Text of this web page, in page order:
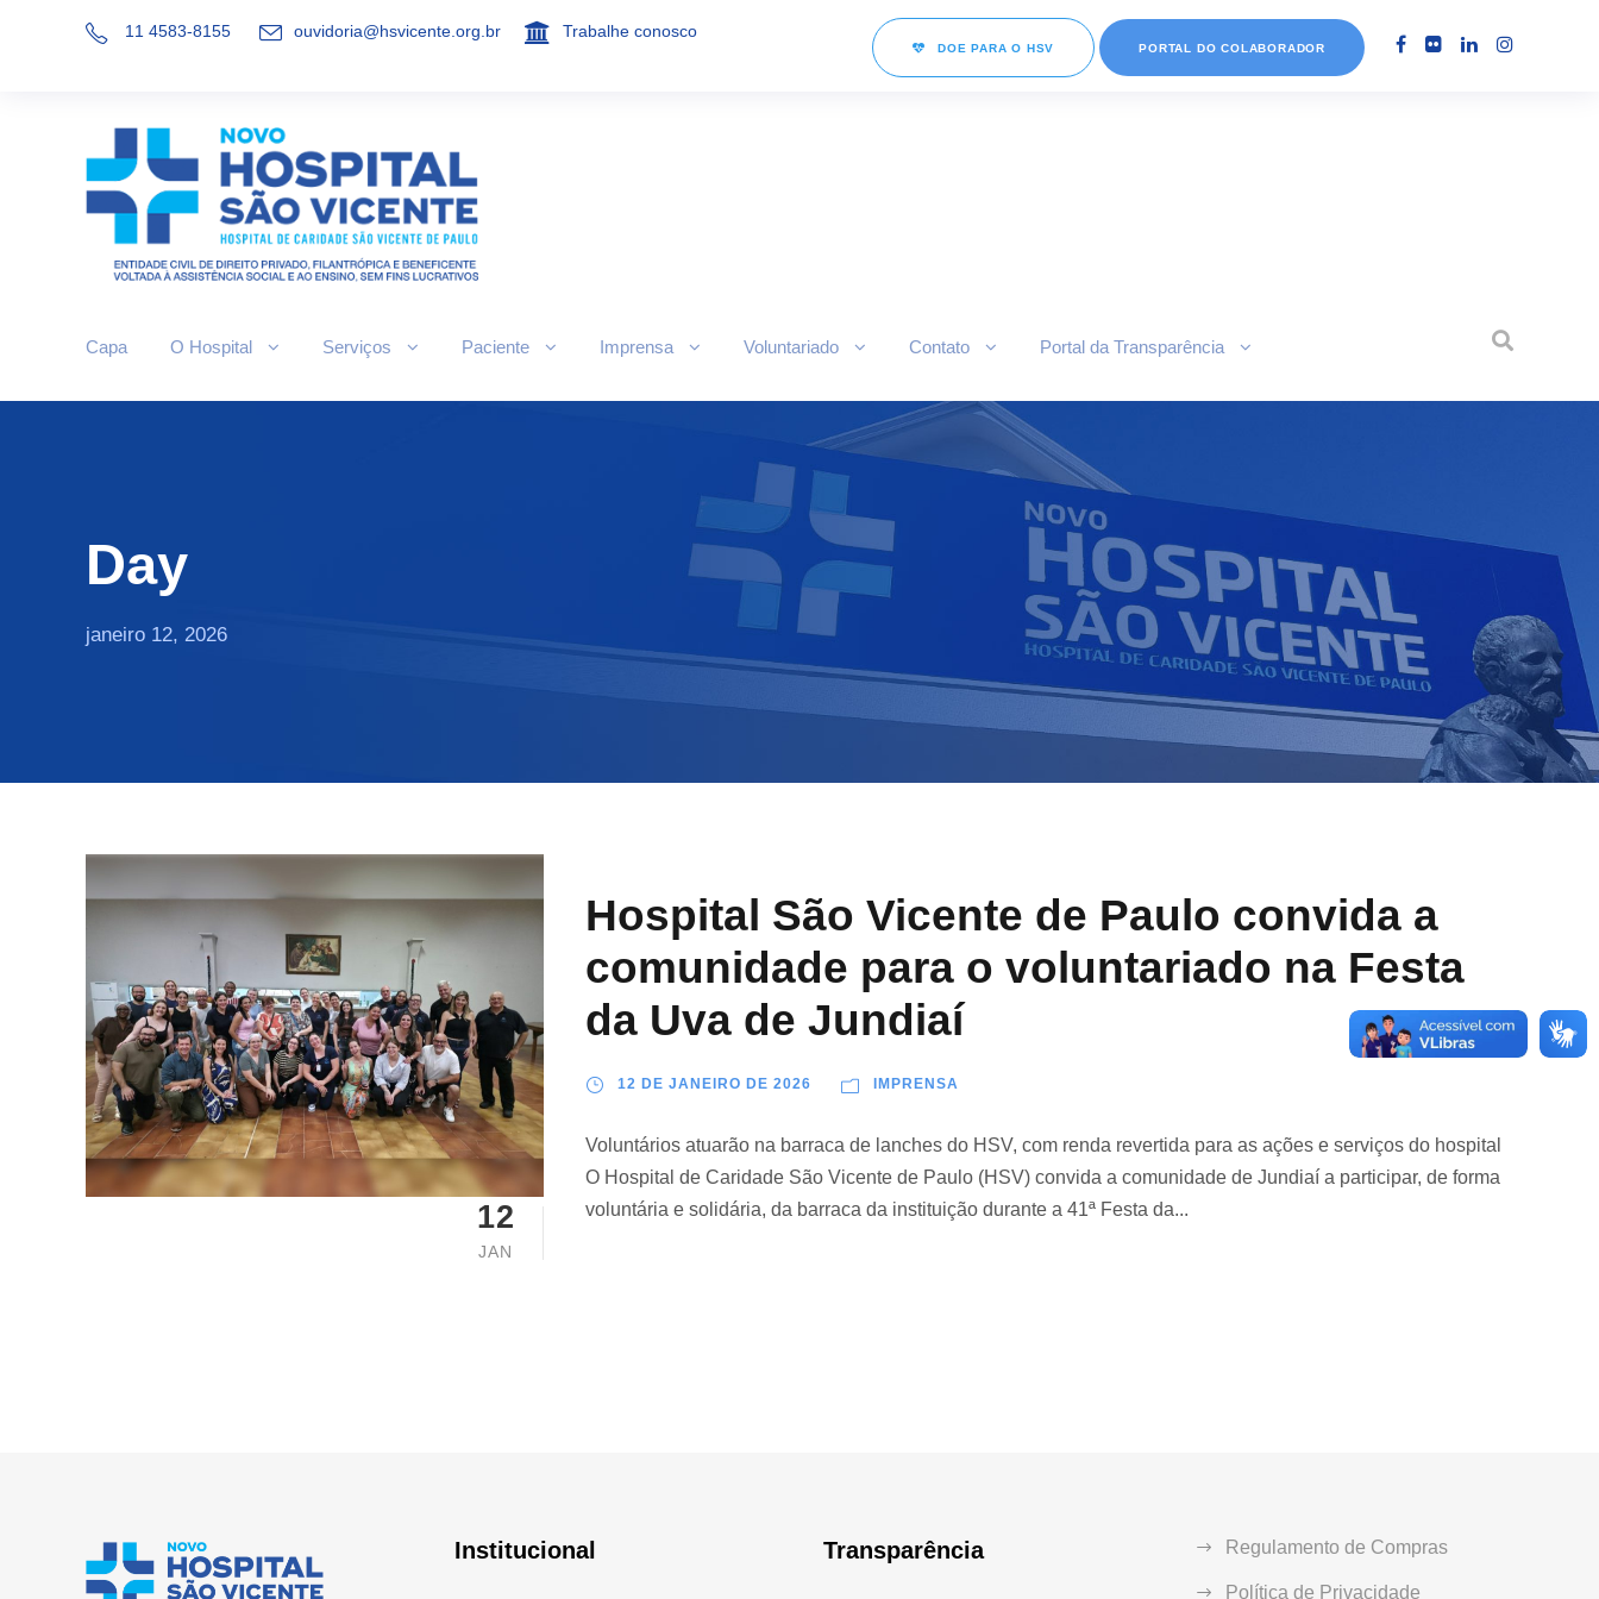
11 4583-8155 ouvidoria@hsvicente.org.br Trabalhe conosco
DOE PARA O HSV PORTAL DO COLABORADOR
Capa O Hospital Serviços Paciente Imprensa Voluntariado Contato Portal da Transparência
Day
janeiro 12, 2026
12
JAN
Hospital São Vicente de Paulo convida a
comunidade para o voluntariado na Festa
da Uva de Jundiaí
12 DE JANEIRO DE 2026 IMPRENSA
Voluntários atuarão na barraca de lanches do HSV, com renda revertida para as ações e serviços do hospital
O Hospital de Caridade São Vicente de Paulo (HSV) convida a comunidade de Jundiaí a participar, de forma
voluntária e solidária, da barraca da instituição durante a 41ª Festa da...
Institucional Transparência Regulamento de Compras
Política de Privacidade